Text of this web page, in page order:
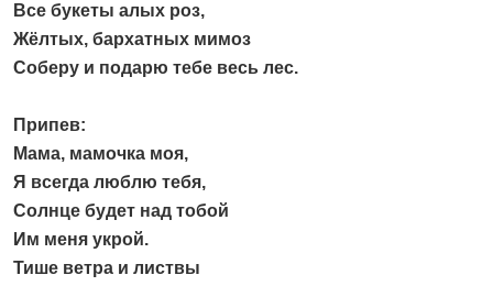
Все букеты алых роз,
Жёлтых, бархатных мимоз
Соберу и подарю тебе весь лес.
Припев:
Мама, мамочка моя,
Я всегда люблю тебя,
Солнце будет над тобой
Им меня укрой.
Тише ветра и листвы